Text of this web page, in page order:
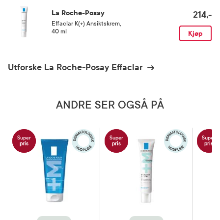
La Roche-Posay
Effaclar K(+) Ansiktskrem
40 ml
214,-
Kjøp
Utforske La Roche-Posay Effaclar
ANDRE SER OGSÅ PÅ
Super
pris
Super
pris
Super
pris